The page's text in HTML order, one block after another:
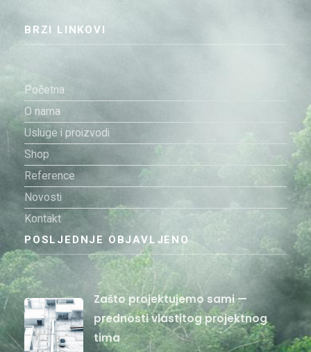
BRZI LINKOVI
Početna
O nama
Usluge i proizvodi
Shop
Reference
Novosti
Kontakt
POSLJEDNJE OBJAVLJENO
Zašto projektujemo sami —
prednosti vlastitog projektnog
tima